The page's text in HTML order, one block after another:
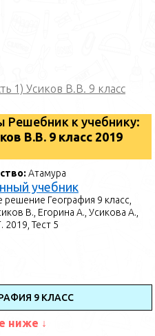
1) Усиков В.В. 9 класс
Решебник к учебнику:
В.В. 9 класс 2019
Атамура
учебник
География 9 класс,
В., Егорина А., Усикова А.,
2019, Тест 5
9 КЛАСС
ниже ↓